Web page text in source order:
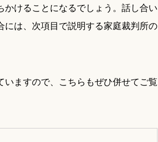
けることになるでしょう。話し合い
は、次項目で説明する家庭裁判所の
ますので、こちらもぜひ併せてご覧